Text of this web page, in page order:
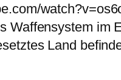
Waffensystem im
Land